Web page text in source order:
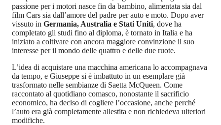
passione per i motori nasce fin da bambino, alimentata sia dal
film Cars sia dall’amore del padre per auto e moto. Dopo aver
vissuto in Germania, Australia e Stati Uniti, dove ha
completato gli studi fino al diploma, è tornato in Italia e ha
iniziato a coltivare con ancora maggiore convinzione il suo
interesse per il mondo delle quattro e delle due ruote.
L’idea di acquistare una macchina americana lo accompagnava
da tempo, e Giuseppe si è imbattuto in un esemplare già
trasformato nelle sembianze di Saetta McQueen. Come
raccontato al quotidiano comasco, nonostante il sacrificio
economico, ha deciso di cogliere l’occasione, anche perché
l’auto era già completamente allestita e non richiedeva ulteriori
modifiche.